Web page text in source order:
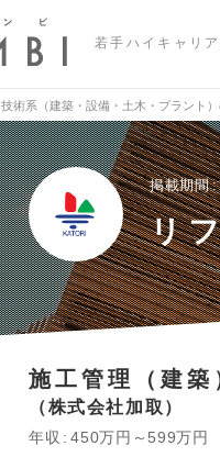
若手ハイキャリ
技術系（建築・設備・土木・プラント
掲載期間
リ
施工管理（建築
株式会社加取
年収 450万円～599万円